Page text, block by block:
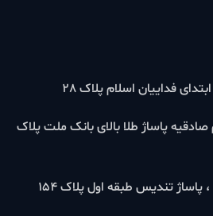
فداییان اسلام پلاک 28
پاساژ طلا بالای بانک ملت پلاک
تندیس طبقه اول پلاک 154